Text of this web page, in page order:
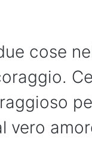
cose
vero